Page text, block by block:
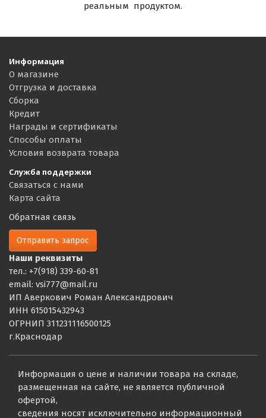
реальным продуктом.
Информация
О магазине
Отгрузка и доставка
Сборка
Кредит
Награды и сертификаты
Способы оплаты
Условия возврата товара
Служба поддержки
Связаться с нами
Карта сайта
Обратная связь
Отправить запрос
Наши реквизиты
тел.: +7(918) 339-60-81
email: vsi777@mail.ru
ИП Аверкович Роман Александрович
ИНН 615015432943
ОГРНИП 311231116500125
г.Краснодар
Информация о цене и наличии товара на складе,
размещенная на сайте, не является публичной
офертой,
сведения носят исключительно информационный